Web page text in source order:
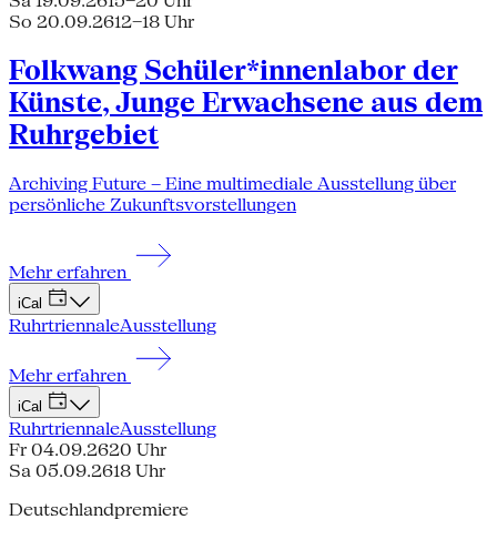
So 20.09.2612–18 Uhr
Folkwang Schüler*innenlabor der
Künste, Junge Erwachsene aus dem
Ruhrgebiet
Archiving Future – Eine multimediale Ausstellung über
persönliche Zukunftsvorstellungen
Mehr erfahren
iCal
RuhrtriennaleAusstellung
Mehr erfahren
iCal
RuhrtriennaleAusstellung
Fr 04.09.2620 Uhr
Sa 05.09.2618 Uhr
Deutschlandpremiere